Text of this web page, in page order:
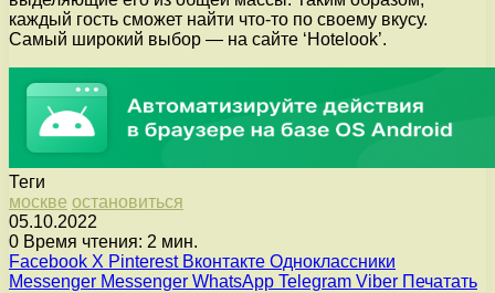
каждый гость сможет найти что-то по своему вкусу.
Самый широкий выбор — на сайте ‘Hotelook’.
Теги
москве остановиться
05.10.2022
0 Время чтения: 2 мин.
Facebook X Pinterest Вконтакте Одноклассники
Messenger Messenger WhatsApp Telegram Viber Печатать